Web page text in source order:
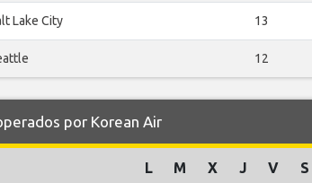
Lake City 13
12
por Korean Air
L M X J V S